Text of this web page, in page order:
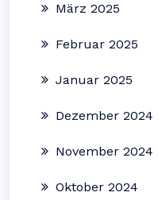
März 2025
Februar 2025
Januar 2025
Dezember 2024
November 2024
Oktober 2024